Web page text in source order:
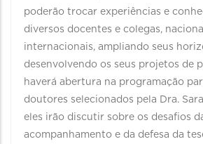
poderão trocar experiências e
diversos docentes e colegas,
internacionais, ampliando seus
desenvolvendo os seus projetos de
haverá abertura na programação
doutores selecionados pela Dra.
eles irão discutir sobre os desafios
acompanhamento e da defesa da